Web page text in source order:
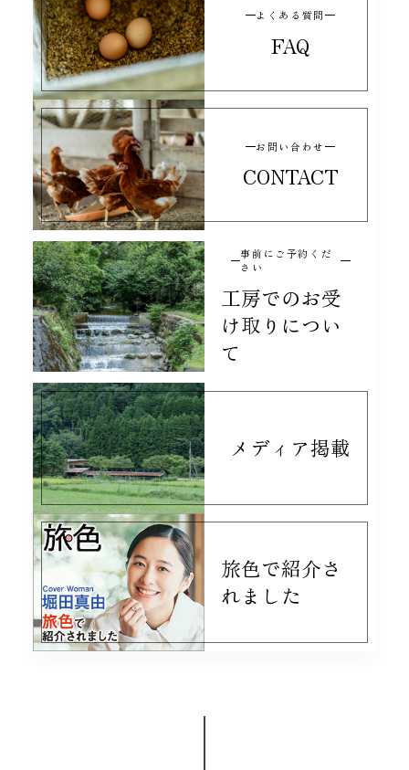
よくある質問
FAQ
お問い合わせ
CONTACT
事前にご予約くだ
さい
工房でのお受
け取りについ
て
メディア掲載
旅色で紹介さ
れました